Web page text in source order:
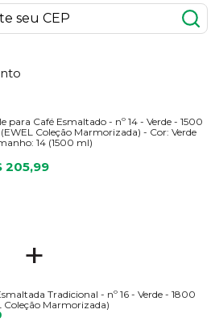
para Café Esmaltado - nº 14 - Verde - 1500
Coleção Marmorizada) - Cor: Verde
14 (1500 ml)
205,99
+
Tradicional - nº 16 - Verde - 1800
Coleção Marmorizada)